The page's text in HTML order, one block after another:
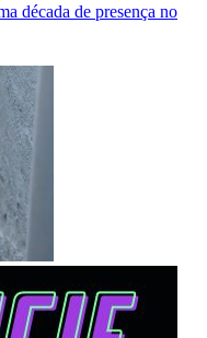
década de presença no